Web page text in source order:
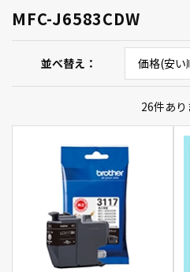
MFC-J6583CDW
並べ替え
26件あり